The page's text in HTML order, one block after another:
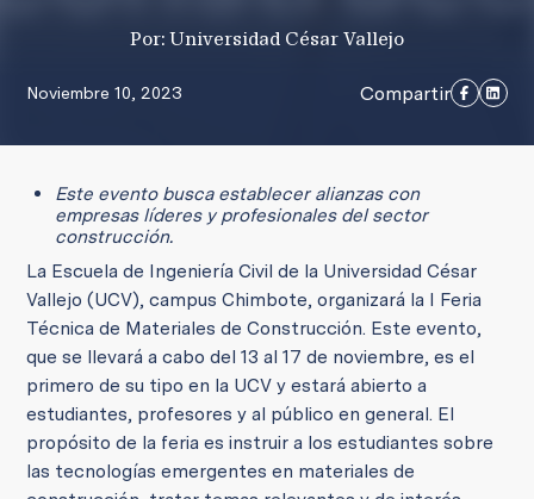
Por: Universidad César Vallejo
Noviembre 10, 2023 Compartir
Este evento busca establecer alianzas con
empresas líderes y profesionales del sector
construcción.
La Escuela de Ingeniería Civil de la Universidad César
Vallejo (UCV), campus Chimbote, organizará la I Feria
Técnica de Materiales de Construcción. Este evento,
que se llevará a cabo del 13 al 17 de noviembre, es el
primero de su tipo en la UCV y estará abierto a
estudiantes, profesores y al público en general. El
propósito de la feria es instruir a los estudiantes sobre
las tecnologías emergentes en materiales de